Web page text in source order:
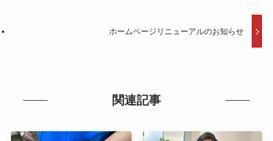
ホームページリニューアルのお知らせ
関連記事